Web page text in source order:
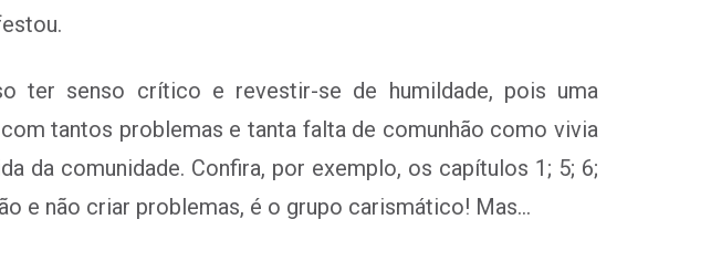
ter senso crítico e revestir-se de humildade, pois uma
tantos problemas e tanta falta de comunhão como vivia
da comunidade. Confira, por exemplo, os capítulos 1; 5; 6;
e não criar problemas, é o grupo carismático! Mas…